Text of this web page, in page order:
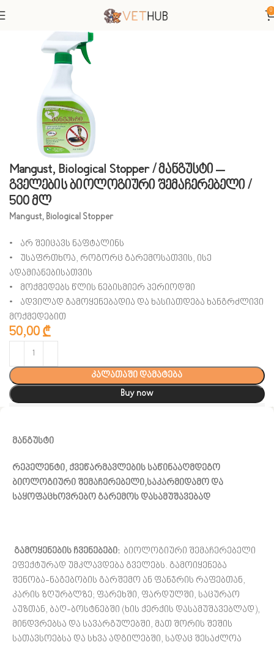
0
დეზინფექცია
Mangust, Biological Stopper / მანგუსტი –
გველების ბიოლოგიური შემაჩერებელი /
500 მლ
Mangust, Biological Stopper
• არ შეიცავს ნაფტალინს
• უსაფრთხოა, როგორც გარემოსათვის, ისე
ადამიანებისათვის
• მოქმედებს წლის ნებისმიერ პერიოდში
• ადვილად გამოყენებადია და ხასიათდება ხანგრძლივი
მოქმედებით
50,00 ₾
კალათაში დამატება
Buy now
მანგუსტი
რეპელენტი, ქვეწარმავლების საწინააღმდეგო
ბიოლოგიური შემაჩერებელი,საკარმიდამო და
საყოფაცხოვრებო გარემოს დასამუშავებად
გამოყენების ჩვენებები: ბიოლოგიური შემაჩერებელი
ეფექტურად უმკლავდება გველებს. გამოიყენება
შენობა-ნაგებობის გარშემო ან ფანჯრის რაფებთან,
კარის ზღურბლზე; ფარეხში, ფარდულში, საცურაო
აუზთან, ბაღ-ბოსტნებში (ხის ქერქის დასამუშავებლად),
მინდვრებსა და სავარგულებში, მათ შორის შეშის
სათავსოებსა და სხვა ადგილებში, სადაც შესაძლოა